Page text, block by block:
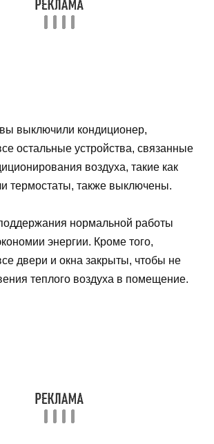
вы выключили кондиционер,
остальные устройства, связанные
воздуха, такие как
термостаты, также выключены.
нормальной работы
энергии. Кроме того,
двери и окна закрыты, чтобы не
теплого воздуха в помещение.